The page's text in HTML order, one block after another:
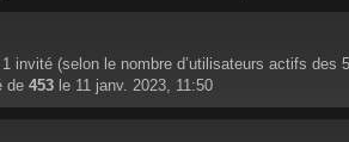
invité (selon le nombre d’utilisateurs actifs des
de 453 le 11 janv. 2023, 11:50